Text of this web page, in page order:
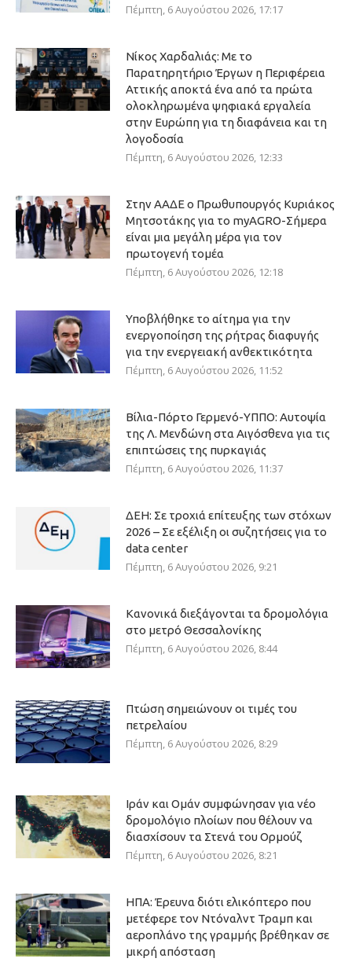
Πέμπτη, 6 Αυγούστου 2026, 17:17
Νίκος Χαρδαλιάς: Με το
Παρατηρητήριο Έργων η Περιφέρεια
Αττικής αποκτά ένα από τα πρώτα
ολοκληρωμένα ψηφιακά εργαλεία
στην Ευρώπη για τη διαφάνεια και τη
λογοδοσία
Πέμπτη, 6 Αυγούστου 2026, 12:33
Στην ΑΑΔΕ ο Πρωθυπουργός Κυριάκος
Μητσοτάκης για το myAGRO-Σήμερα
είναι μια μεγάλη μέρα για τον
πρωτογενή τομέα
Πέμπτη, 6 Αυγούστου 2026, 12:18
Υποβλήθηκε το αίτημα για την
ενεργοποίηση της ρήτρας διαφυγής
για την ενεργειακή ανθεκτικότητα
Πέμπτη, 6 Αυγούστου 2026, 11:52
Βίλια-Πόρτο Γερμενό-ΥΠΠΟ: Αυτοψία
της Λ. Μενδώνη στα Αιγόσθενα για τις
επιπτώσεις της πυρκαγιάς
Πέμπτη, 6 Αυγούστου 2026, 11:37
ΔΕΗ: Σε τροχιά επίτευξης των στόχων
2026 – Σε εξέλιξη οι συζητήσεις για το
data center
Πέμπτη, 6 Αυγούστου 2026, 9:21
Κανονικά διεξάγονται τα δρομολόγια
στο μετρό Θεσσαλονίκης
Πέμπτη, 6 Αυγούστου 2026, 8:44
Πτώση σημειώνουν οι τιμές του
πετρελαίου
Πέμπτη, 6 Αυγούστου 2026, 8:29
Ιράν και Ομάν συμφώνησαν για νέο
δρομολόγιο πλοίων που θέλουν να
διασχίσουν τα Στενά του Ορμούζ
Πέμπτη, 6 Αυγούστου 2026, 8:21
ΗΠΑ: Έρευνα διότι ελικόπτερο που
μετέφερε τον Ντόναλντ Τραμπ και
αεροπλάνο της γραμμής βρέθηκαν σε
μικρή απόσταση